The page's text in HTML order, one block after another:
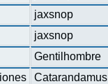
jaxsnop
jaxsnop
Gentilhombre
Catarandamus